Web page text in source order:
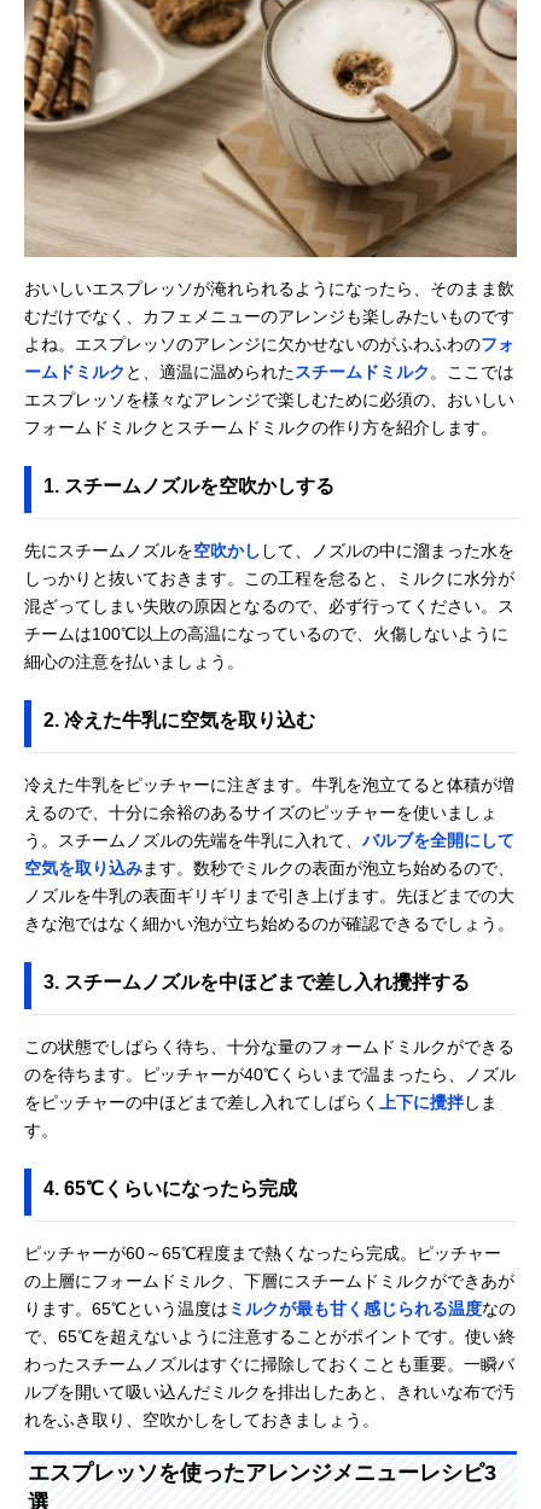
おいしいエスプレッソが淹れられるようになったら、そのまま飲
むだけでなく、カフェメニューのアレンジも楽しみたいものです
よね。エスプレッソのアレンジに欠かせないのがふわふわのフォ
ームドミルク と、適温に温められたスチームドミルク 。ここでは
エスプレッソを様々なアレンジで楽しむために必須の、おいしい
フォームドミルクとスチームドミルクの作り方を紹介します。
1. スチームノズルを空吹かしする
先にスチームノズルを空吹かし して、ノズルの中に溜まった水を
しっかりと抜いておきます。この工程を怠ると、ミルクに水分が
混ざってしまい失敗の原因となるので、必ず行ってください。ス
チームは100℃以上の高温になっているので、火傷しないように
細心の注意を払いましょう。
2. 冷えた牛乳に空気を取り込む
冷えた牛乳をピッチャーに注ぎます。牛乳を泡立てると体積が増
えるので、十分に余裕のあるサイズのピッチャーを使いましょ
う。スチームノズルの先端を牛乳に入れて、 バルブを全開にして
空気を取り込みます。数秒でミルクの表面が泡立ち始めるので、
ノズルを牛乳の表面ギリギリまで引き上げます。先ほどまでの大
きな泡ではなく細かい泡が立ち始めるのが確認できるでしょう。
3. スチームノズルを中ほどまで差し入れ攪拌する
この状態でしばらく待ち、十分な量のフォームドミルクができる
のを待ちます。ピッチャーが40℃くらいまで温まったら、ノズル
をピッチャーの中ほどまで差し入れてしばらく
上下に攪拌しま
す。
4. 65℃くらいになったら完成
ピッチャーが60～65℃程度まで熱くなったら完成。ピッチャー
の上層にフォームドミルク、下層にスチームドミルクができあが
ります。65℃という温度は ミルクが最も甘く感じられる温度なの
で、65℃を超えないように注意することがポイントです。使い終
わったスチームノズルはすぐに掃除しておくことも重要。一瞬バ
ルブを開いて吸い込んだミルクを排出したあと、きれいな布で汚
れをふき取り、空吹かしをしておきましょう。
エスプレッソを使ったアレンジメニューレシピ3
選